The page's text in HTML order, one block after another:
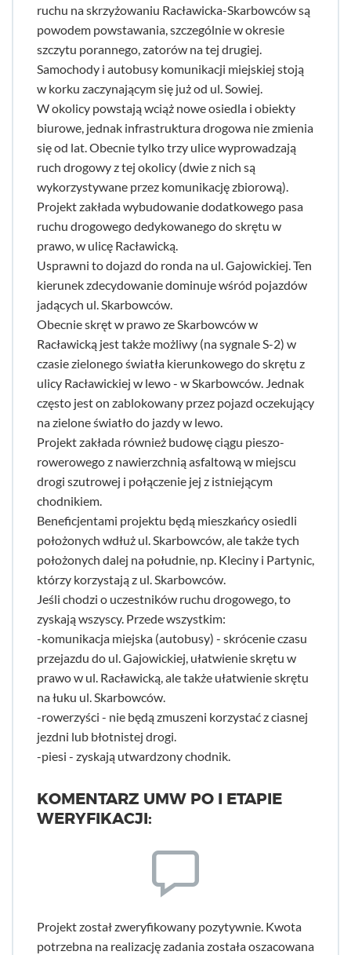
ruchu na skrzyżowaniu Racławicka-Skarbowców są
powodem powstawania, szczególnie w okresie
szczytu porannego, zatorów na tej drugiej.
Samochody i autobusy komunikacji miejskiej stoją
w korku zaczynającym się już od ul. Sowiej.
W okolicy powstają wciąż nowe osiedla i obiekty
biurowe, jednak infrastruktura drogowa nie zmienia
się od lat. Obecnie tylko trzy ulice wyprowadzają
ruch drogowy z tej okolicy (dwie z nich są
wykorzystywane przez komunikację zbiorową).
Projekt zakłada wybudowanie dodatkowego pasa
ruchu drogowego dedykowanego do skrętu w
prawo, w ulicę Racławicką.
Usprawni to dojazd do ronda na ul. Gajowickiej. Ten
kierunek zdecydowanie dominuje wśród pojazdów
jadących ul. Skarbowców.
Obecnie skręt w prawo ze Skarbowców w
Racławicką jest także możliwy (na sygnale S-2) w
czasie zielonego światła kierunkowego do skrętu z
ulicy Racławickiej w lewo - w Skarbowców. Jednak
często jest on zablokowany przez pojazd oczekujący
na zielone światło do jazdy w lewo.
Projekt zakłada również budowę ciągu pieszo-
rowerowego z nawierzchnią asfaltową w miejscu
drogi szutrowej i połączenie jej z istniejącym
chodnikiem.
Beneficjentami projektu będą mieszkańcy osiedli
położonych wdłuż ul. Skarbowców, ale także tych
położonych dalej na południe, np. Kleciny i Partynic,
którzy korzystają z ul. Skarbowców.
Jeśli chodzi o uczestników ruchu drogowego, to
zyskają wszyscy. Przede wszystkim:
-komunikacja miejska (autobusy) - skrócenie czasu
przejazdu do ul. Gajowickiej, ułatwienie skrętu w
prawo w ul. Racławicką, ale także ułatwienie skrętu
na łuku ul. Skarbowców.
-rowerzyści - nie będą zmuszeni korzystać z ciasnej
jezdni lub błotnistej drogi.
-piesi - zyskają utwardzony chodnik.
KOMENTARZ UMW PO I ETAPIE
WERYFIKACJI:
Projekt został zweryfikowany pozytywnie. Kwota
potrzebna na realizację zadania została oszacowana